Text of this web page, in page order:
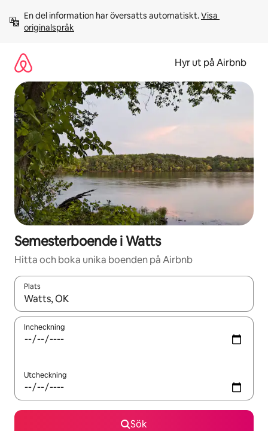
innehåll
En del information har översatts automatiskt. Visa
originalspråk
Hyr ut på Airbnb
Semesterboende i Watts
Hitta och boka unika boenden på Airbnb
Plats
När resultaten är tillgängliga kan du navigera med upp- och
Incheckning
Utcheckning
Sök